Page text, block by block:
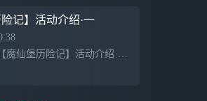
险记】活动介绍·一
#闪耀暖暖#|【魔仙堡历险记】活动介绍·一 古娜拉黑暗之神——呜呼啦呼，黑魔变身！ 3月21日更新后，主题活动 【魔仙堡历险记】 限时开启！ 夜与蝶乐章限时礼盒 活动时间：3月21日更新后-4月